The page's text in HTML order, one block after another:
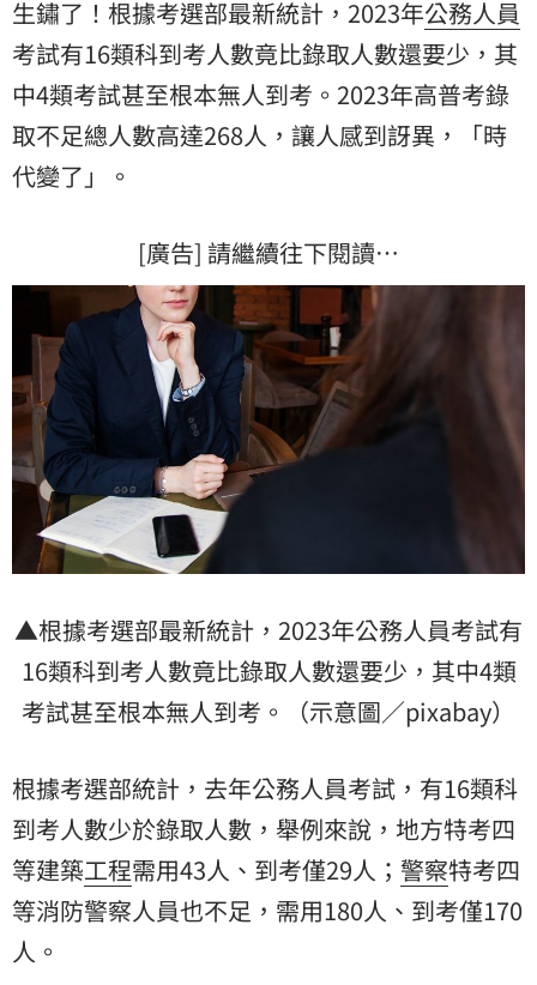
生鏽了！根據考選部最新統計，2023年公務人員
考試有16類科到考人數竟比錄取人數還要少，其
中4類考試甚至根本無人到考。2023年高普考錄
取不足總人數高達268人，讓人感到訝異，「時
代變了」。
[廣告] 請繼續往下閱讀…
▲根據考選部最新統計，2023年公務人員考試有
16類科到考人數竟比錄取人數還要少，其中4類
考試甚至根本無人到考。（示意圖／pixabay）
根據考選部統計，去年公務人員考試，有16類科
到考人數少於錄取人數，舉例來說，地方特考四
等建築工程需用43人、到考僅29人； 警察特考四
等消防警察人員也不足，需用180人、到考僅170
人。